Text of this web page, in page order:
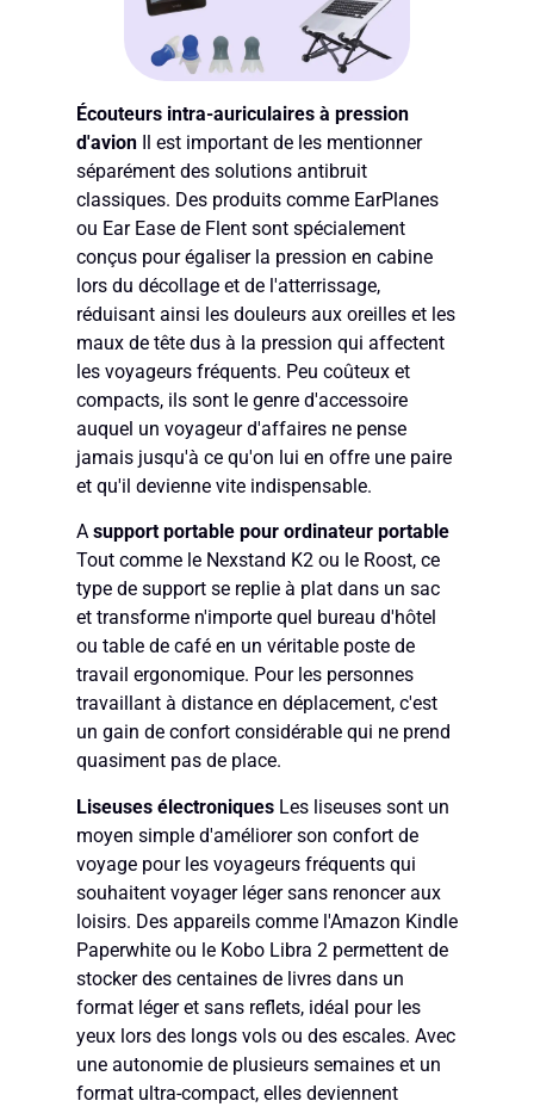
Écouteurs intra-auriculaires à pression
d'avion Il est important de les mentionner
séparément des solutions antibruit
classiques. Des produits comme EarPlanes
ou Ear Ease de Flent sont spécialement
conçus pour égaliser la pression en cabine
lors du décollage et de l'atterrissage,
réduisant ainsi les douleurs aux oreilles et les
maux de tête dus à la pression qui affectent
les voyageurs fréquents. Peu coûteux et
compacts, ils sont le genre d'accessoire
auquel un voyageur d'affaires ne pense
jamais jusqu'à ce qu'on lui en offre une paire
et qu'il devienne vite indispensable.
A support portable pour ordinateur portable
Tout comme le Nexstand K2 ou le Roost, ce
type de support se replie à plat dans un sac
et transforme n'importe quel bureau d'hôtel
ou table de café en un véritable poste de
travail ergonomique. Pour les personnes
travaillant à distance en déplacement, c'est
un gain de confort considérable qui ne prend
quasiment pas de place.
Liseuses électroniques Les liseuses sont un
moyen simple d'améliorer son confort de
voyage pour les voyageurs fréquents qui
souhaitent voyager léger sans renoncer aux
loisirs. Des appareils comme l'Amazon Kindle
Paperwhite ou le Kobo Libra 2 permettent de
stocker des centaines de livres dans un
format léger et sans reflets, idéal pour les
yeux lors des longs vols ou des escales. Avec
une autonomie de plusieurs semaines et un
format ultra-compact, elles deviennent